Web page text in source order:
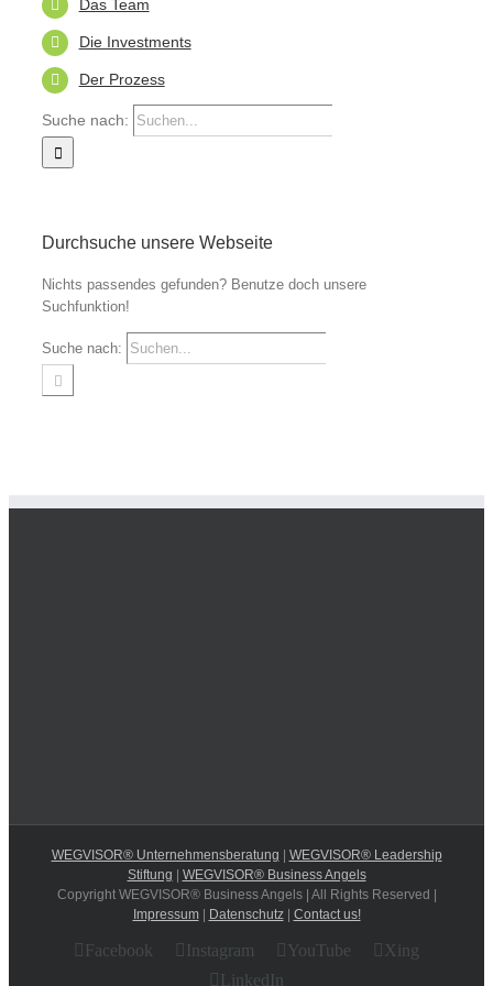
Das Team
Die Investments
Der Prozess
Suche nach:
Durchsuche unsere Webseite
Nichts passendes gefunden? Benutze doch unsere
Suchfunktion!
Suche nach:
WEGVISOR® Unternehmensberatung | WEGVISOR® Leadership
Stiftung | WEGVISOR® Business Angels
Copyright WEGVISOR® Business Angels | All Rights Reserved |
Impressum| Datenschutz| Contact us!
Facebook Instagram YouTube
Xing
LinkedIn